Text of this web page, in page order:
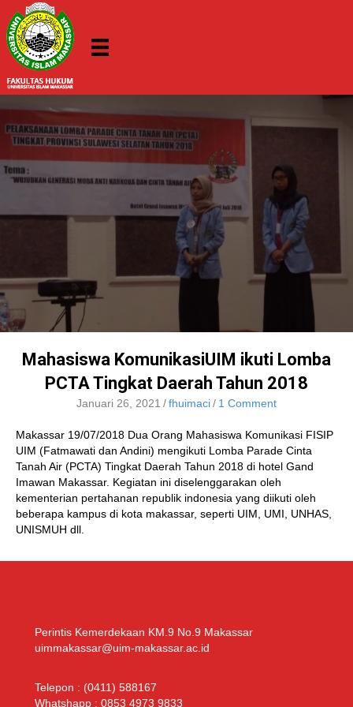
Mahasiswa KomunikasiUIM ikuti Lomba
PCTA Tingkat Daerah Tahun 2018
Januari 26, 2021 /fhuimaci/ 1 Comment
Makassar 19/07/2018 Dua Orang Mahasiswa Komunikasi FISIP
UIM (Fatmawati dan Andini) mengikuti Lomba Parade Cinta
Tanah Air (PCTA) Tingkat Daerah Tahun 2018 di hotel Gand
Imawan Makassar. Kegiatan ini diselenggarakan oleh
kementerian pertahanan republik indonesia yang diikuti oleh
beberapa kampus di kota makassar, seperti UIM, UMI, UNHAS,
UNISMUH dll.
Perintis Kemerdekaan KM.9 No.9 Makassar
uimmakassar@uim-makassar.ac.id
Telepon : (0411) 588167
Whatshapp : 0853 4973 9833